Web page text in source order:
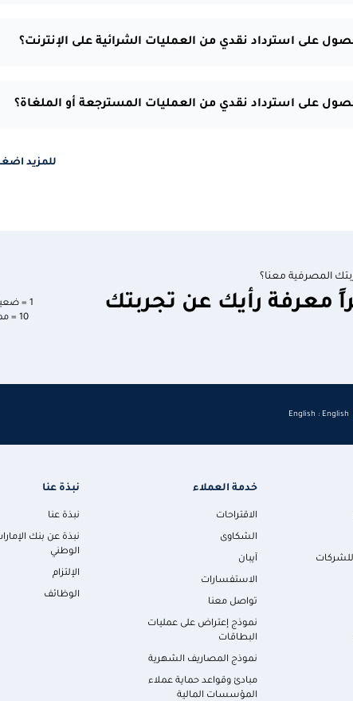
على استرداد نقدي من العمليات الشرائية على الإنترنت؟
على استرداد نقدي من العمليات المسترجعة أو الملغاة؟
للمزيد
المصرفية معنا؟
معرفة رأيك عن تجربتك
1 = ضعيف
10 = ممتاز
English : English
خدمة العملاء
الاقتراحات
الشكاوى
آيبان
الاستفسارات
تواصل معنا
نموذج إعتراض على عمليات
البطاقات
نموذج المصاريف الشهرية
مبادئ وقواعد حماية عملاء
المؤسسات المالية
نبذة عنا
نبذة عنا
نبذة عن بنك
الوطني
الإلتزام
الوظائف